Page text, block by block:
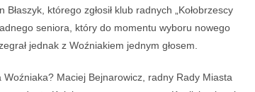
którego zgłosił klub radnych „Kołobrzescy
seniora, który do momentu wyboru nowego
jednak z Woźniakiem jednym głosem.
Maciej Bejnarowicz, radny Rady Miasta